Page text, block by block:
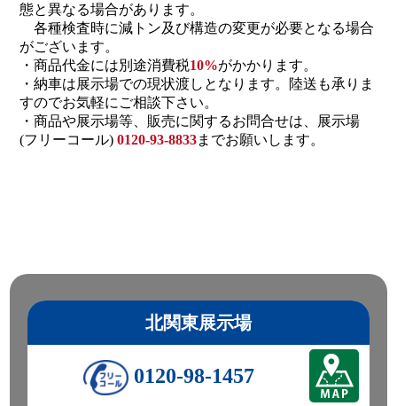
態と異なる場合があります。
各種検査時に減トン及び構造の変更が必要となる場合
がございます。
・商品代金には別途消費税10%がかかります。
・納車は展示場での現状渡しとなります。陸送も承りま
すのでお気軽にご相談下さい。
・商品や展示場等、販売に関するお問合せは、展示場
(フリーコール) 0120-93-8833までお願いします。
北関東展示場
0120-98-1457